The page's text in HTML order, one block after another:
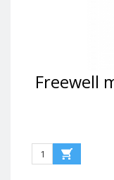
Freewell